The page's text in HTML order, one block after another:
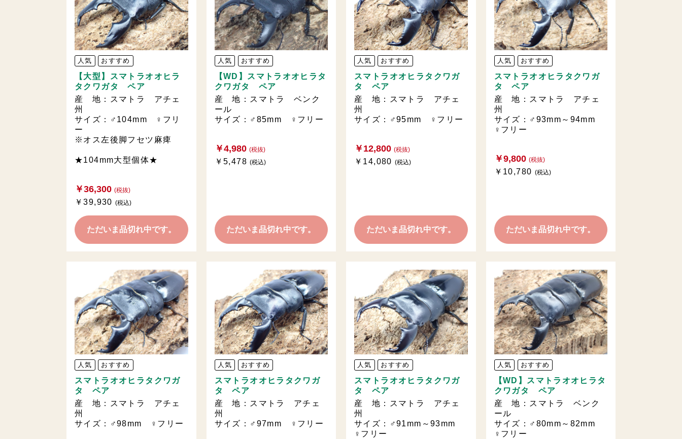
人気 おすすめ
【大型】スマトラオオヒラ
タクワガタ ペア
産 地：スマトラ アチェ
州
サイズ：♂104mm ♀フリ
ー
※オス左後脚フセツ麻痺
★104mm大型個体★
￥36,300 (税抜)
￥39,930(税込)
ただいま品切れ中です。
人気 おすすめ
【WD】スマトラオオヒラタ
クワガタ ペア
産 地：スマトラ ベンク
ール
サイズ：♂85mm ♀フリー
￥4,980 (税抜)
￥5,478(税込)
ただいま品切れ中です。
人気 おすすめ
スマトラオオヒラタクワガ
タ ペア
産 地：スマトラ アチェ
州
サイズ：♂95mm ♀フリー
￥12,800 (税抜)
￥14,080(税込)
ただいま品切れ中です。
人気 おすすめ
スマトラオオヒラタクワガ
タ ペア
産 地：スマトラ アチェ
州
サイズ：♂93mm～94mm
♀フリー
￥9,800 (税抜)
￥10,780 (税込)
ただいま品切れ中です。
人気 おすすめ
スマトラオオヒラタクワガ
タ ペア
産 地：スマトラ アチェ
州
サイズ：♂98mm ♀フリー
人気 おすすめ
スマトラオオヒラタクワガ
タ ペア
産 地：スマトラ アチェ
州
サイズ：♂97mm ♀フリー
人気 おすすめ
スマトラオオヒラタクワガ
タ ペア
産 地：スマトラ アチェ
州
サイズ：♂91mm～93mm
♀フリー
人気 おすすめ
【WD】スマトラオオヒラタ
クワガタ ペア
産 地：スマトラ ベンク
ール
サイズ：♂80mm～82mm
♀フリー